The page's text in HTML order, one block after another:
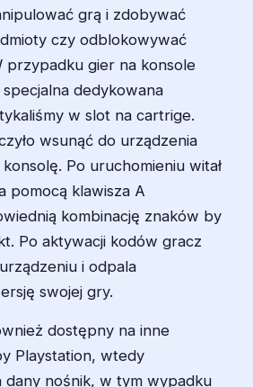
grą i zdobywać
czy odblokowywać
przypadku gier na konsole
specjalna dedykowana
w slot na cartrige.
wsunąć do urządzenia
Po uruchomieniu witał
pomocą klawisza A
kombinację znaków by
Po aktywacji kodów gracz
i odpala
swojej gry.
dostępny na inne
Playstation, wtedy
dany nośnik, w tym wypadku